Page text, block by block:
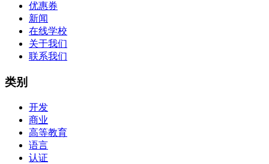
优惠券
新闻
在线学校
关于我们
联系我们
类别
开发
商业
高等教育
语言
认证